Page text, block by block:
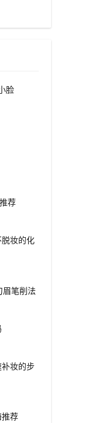
脸
荐
妆的化
眉笔削法
妆的步
荐